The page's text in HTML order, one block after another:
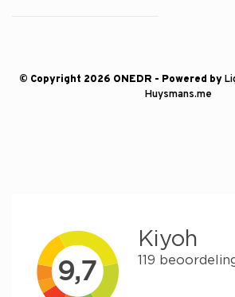
© Copyright 2026 ONEDR - Powered by
Huysmans.me